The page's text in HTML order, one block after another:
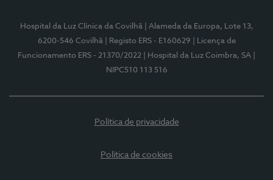
Hospital da Luz Clínica da Covilhã
| Alameda da Europa, Lote 13,
6200-546 Covilhã
| Registo ERS - E160629
| Licença de
Funcionamento ERS - 21370/2022
| Hospital da Luz Coimbra, SA
NIPC510 113 516
Política de privacidade
Política de cookies